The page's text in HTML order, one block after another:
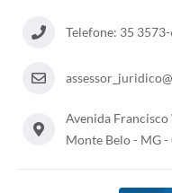
Telefone: 35
Avenida Francisco
Monte Belo - MG